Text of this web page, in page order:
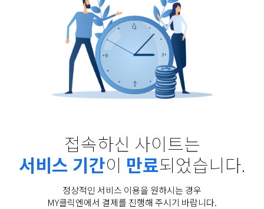
접속하신 사이트는
서비스 기간이 만료되었습니다.
정상적인 서비스 이용을 원하시는 경우
MY클릭엔에서 결제를 진행해 주시기 바랍니다.